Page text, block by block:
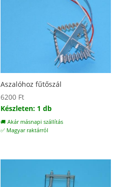
Aszalóhoz fűtőszál
6200 Ft
Készleten: 1 db
🚚 Akár másnapi szállítás
✅ Magyar raktárról